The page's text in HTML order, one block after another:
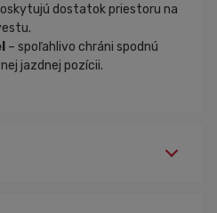
dostatok priestoru na
– spoľahlivo chráni spodnú
jazdnej pozícii.